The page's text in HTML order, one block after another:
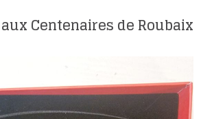
Centenaires de Roubaix